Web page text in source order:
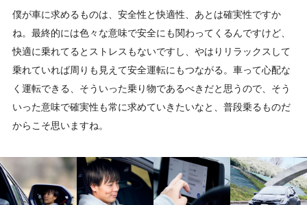
僕が車に求めるものは、安全性と快適性、あとは確実性ですか
ね。最終的には色々な意味で安全にも関わってくるんですけど、
快適に乗れてるとストレスもないですし、やはりリラックスして
乗れていれば周りも見えて安全運転にもつながる。車って心配な
く運転できる、そういった乗り物であるべきだと思うので、そう
いった意味で確実性も常に求めていきたいなと、普段乗るものだ
からこそ思いますね。